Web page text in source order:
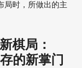
局时，所做出的主
棋局：
的新掌门